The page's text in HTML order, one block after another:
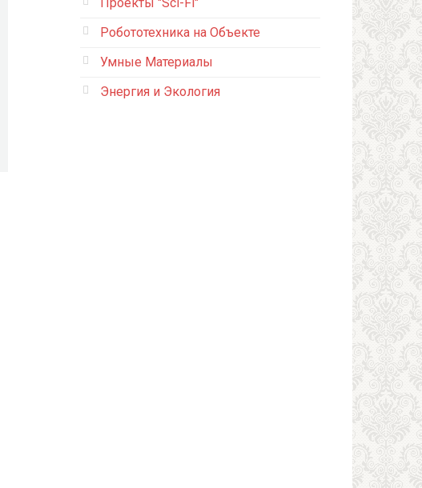
Робототехника на Объекте
Умные Материалы
Энергия и Экология